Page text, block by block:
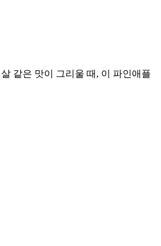
같은 맛이 그리울 때, 이 파인애플